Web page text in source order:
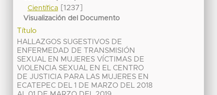
Científica[1237]
Visualización del Documento
Título
HALLAZGOS SUGESTIVOS DE
ENFERMEDAD DE TRANSMISIÓN
SEXUAL EN MUJERES VÍCTIMAS DE
VIOLENCIA SEXUAL EN EL CENTRO
DE JUSTICIA PARA LAS MUJERES EN
ECATEPEC DEL 1 DE MARZO DEL 2018